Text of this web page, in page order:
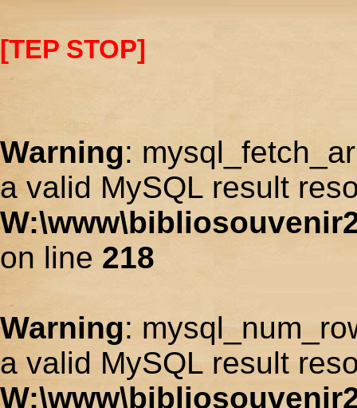
[TEP STOP]
Warning:
a valid MySQL result
on line 218
Warning:
a valid MySQL result